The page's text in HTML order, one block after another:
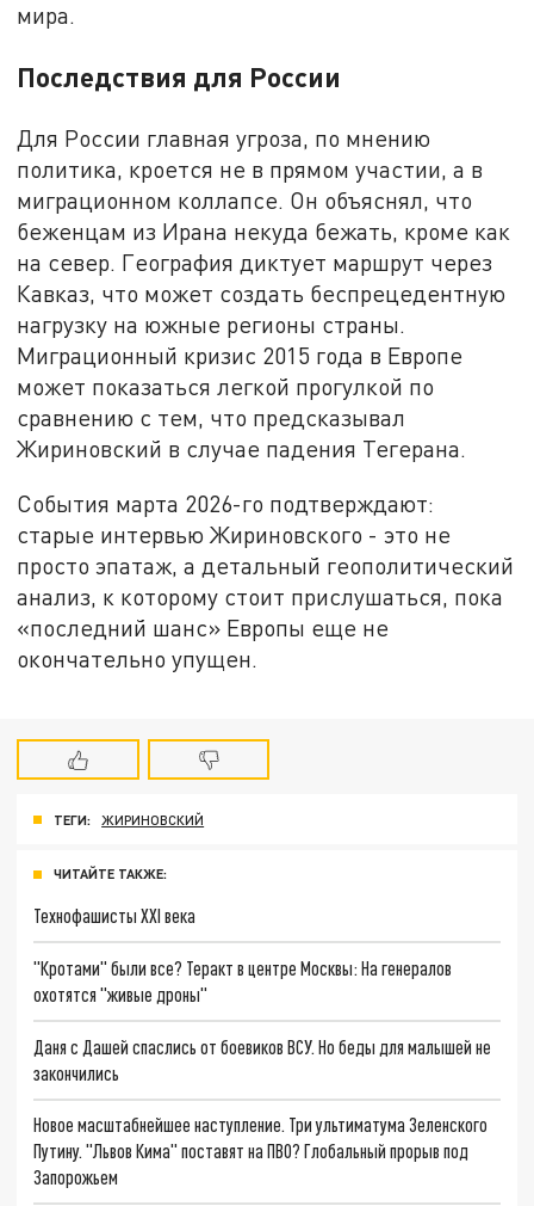
мира.
Последствия для России
Для России главная угроза, по мнению
политика, кроется не в прямом участии, а в
миграционном коллапсе. Он объяснял, что
беженцам из Ирана некуда бежать, кроме как
на север. География диктует маршрут через
Кавказ, что может создать беспрецедентную
нагрузку на южные регионы страны.
Миграционный кризис 2015 года в Европе
может показаться легкой прогулкой по
сравнению с тем, что предсказывал
Жириновский в случае падения Тегерана.
События марта 2026-го подтверждают:
старые интервью Жириновского - это не
просто эпатаж, а детальный геополитический
анализ, к которому стоит прислушаться, пока
«последний шанс» Европы еще не
окончательно упущен.
ТЕГИ: ЖИРИНОВСКИЙ
ЧИТАЙТЕ ТАКЖЕ:
Технофашисты XXI века
"Кротами" были все? Теракт в центре Москвы: На генералов
охотятся "живые дроны"
Даня с Дашей спаслись от боевиков ВСУ. Но беды для малышей не
закончились
Новое масштабнейшее наступление. Три ультиматума Зеленского
Путину. "Львов Кима" поставят на ПВО? Глобальный прорыв под
Запорожьем